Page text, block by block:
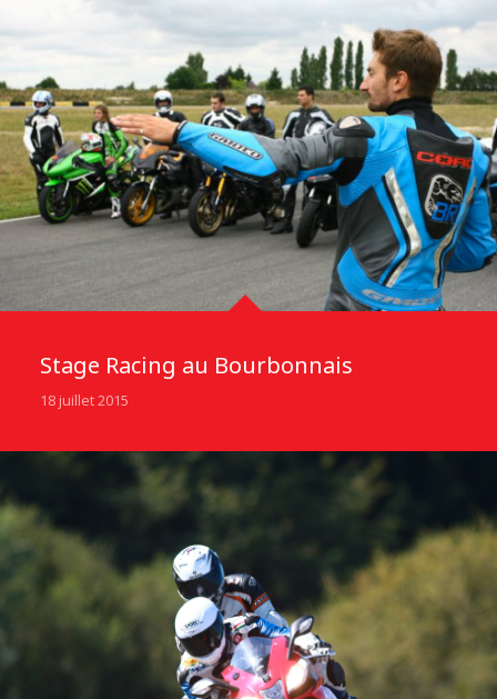
Stage Racing au Bourbonnais
18 juillet 2015